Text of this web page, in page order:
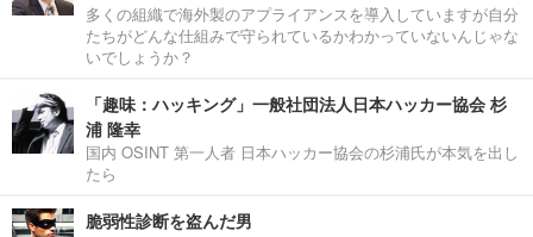
多くの組織で海外製のアプライアンスを導入していますが自分
たちがどんな仕組みで守られているかわかっていないんじゃな
いでしょうか？
「趣味：ハッキング」一般社団法人日本ハッカー協会 杉
浦 隆幸
国内 OSINT 第一人者 日本ハッカー協会の杉浦氏が本気を出し
たら
脆弱性診断を盗んだ男